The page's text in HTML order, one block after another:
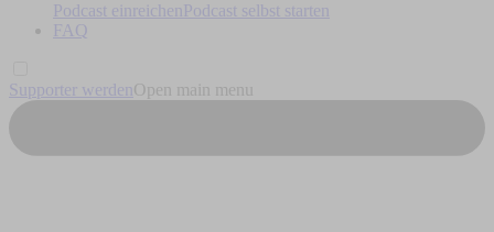
Podcast einreichen
Podcast selbst starten
FAQ
Supporter werden Open main menu